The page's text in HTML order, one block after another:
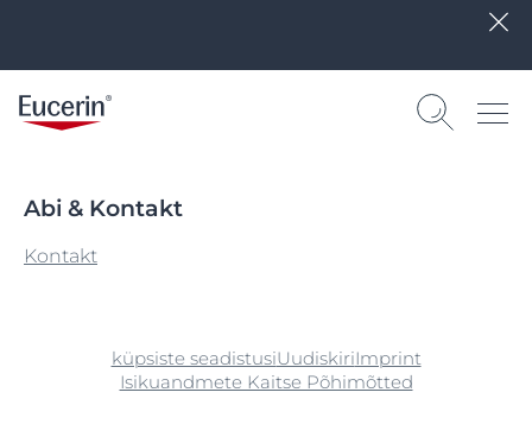
Abi & Kontakt
Kontakt
küpsiste seadistusiUudiskiriImprint
Isikuandmete Kaitse Põhimõtted